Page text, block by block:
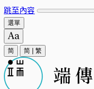
跳至內容
選單
简 简 繁